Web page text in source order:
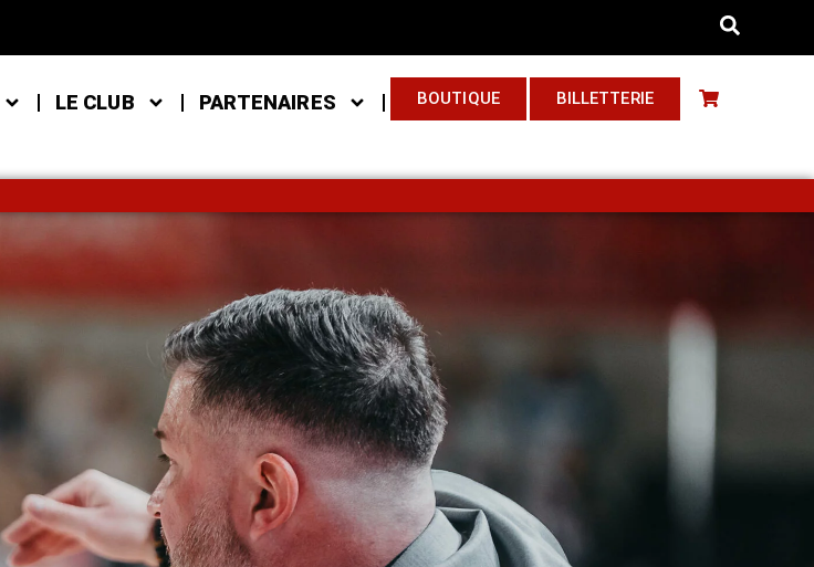
LE CLUB PARTENAIRES BOUTIQUE BILLETTERIE